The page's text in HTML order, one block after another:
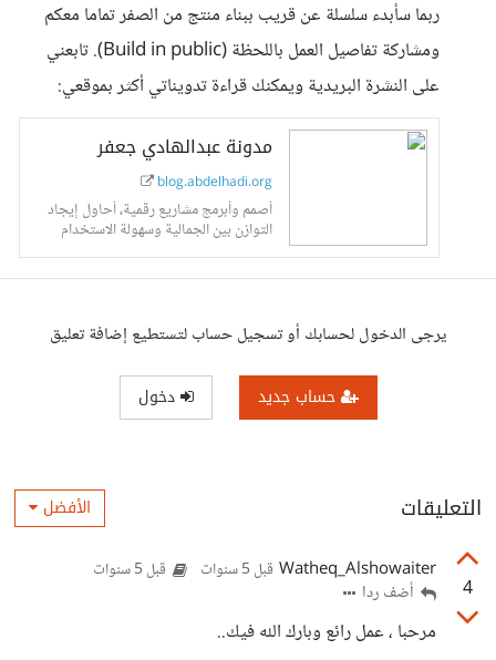
ربما سأبدء سلسلة عن قريب ببناء منتج من الصفر تماما معكم
ومشاركة تفاصيل العمل باللحظة (Build in public). تابعني
على النشرة البريدية ويمكنك قراءة تدويناتي أكثر بموقعي:
مدونة عبدالهادي جعفر
blog.abdelhadi.org
أصمم وأبرمج مشاريع رقمية، أحاول إيجاد
التوازن بين الجمالية وسهولة الاستخدام
يرجى الدخول لحسابك أو تسجيل حساب لتستطيع إضافة تعليق
حساب جديد دخول
التعليقات الأفضل
4
Watheq_Alshowaiter قبل 5 سنوات قبل 5 سنوات
أضف ردا
مرحبا ، عمل رائع وبارك الله فيك..